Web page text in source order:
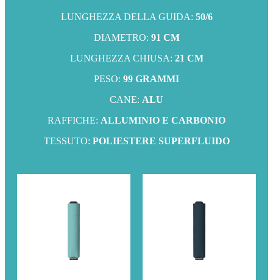
LUNGHEZZA DELLA GUIDA: 50/6
DIAMETRO: 91 CM
LUNGHEZZA CHIUSA: 21 CM
PESO: 99 GRAMMI
CANE: ALU
RAFFICHE: ALLUMINIO E CARBONIO
TESSUTO: POLIESTERE SUPERFLUIDO